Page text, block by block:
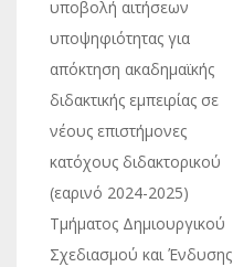
υποβολή αιτήσεων
υποψηφιότητας για
απόκτηση ακαδημαϊκής
διδακτικής εμπειρίας σε
νέους επιστήμονες
κατόχους διδακτορικού
(εαρινό 2024-2025)
Τμήματος Δημιουργικού
Σχεδιασμού και Ένδυσης